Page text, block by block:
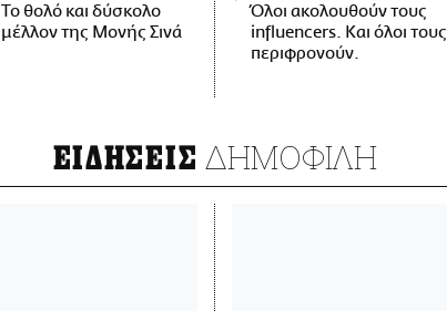
Το θολό και δύσκολο
μέλλον της Μονής Σινά
Όλοι ακολουθούν τους
influencers. Και όλοι τους
περιφρονούν.
ΕΙΔΗΣΕΙΣ ΔΗΜΟΦΙΛΗ